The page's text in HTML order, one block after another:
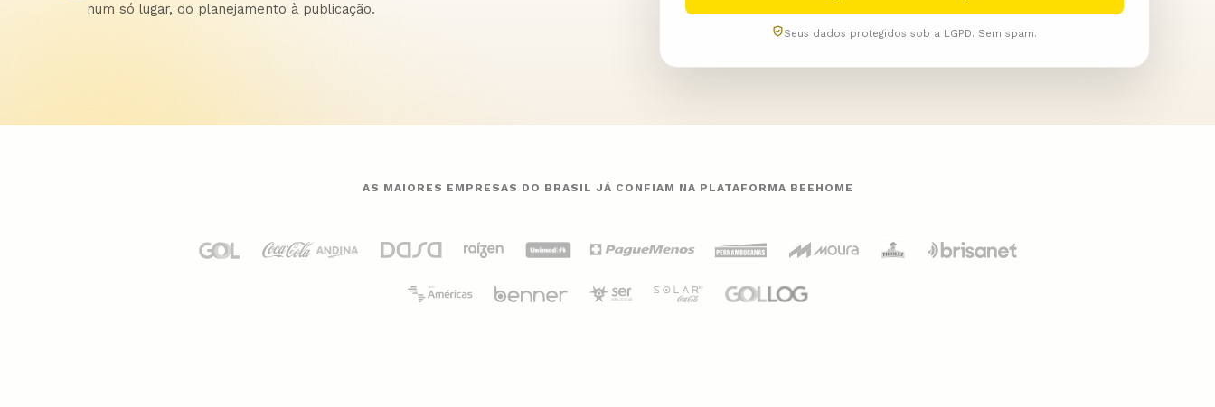
num só lugar, do planejamento à publicação.
Seus dados protegidos sob a LGPD. Sem spam.
AS MAIORES EMPRESAS DO BRASIL JÁ CONFIAM NA PLATAFORMA BEEHOME